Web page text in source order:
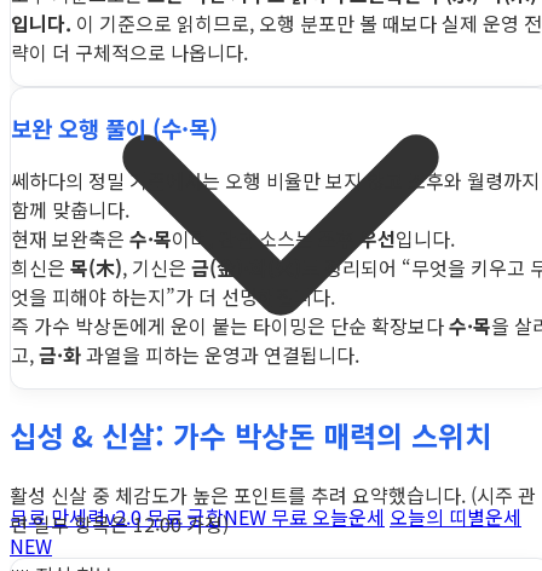
무료 만세력v2.0무료 궁합NEW 무료 오늘운세 오늘의 띠별운세
NEW
입니다. 이 기준으로 읽히므로, 오행 분포만 볼 때보다 실제 운영 전
략이 더 구체적으로 나옵니다.
보완 오행 풀이 (수·목)
쎄하다의 정밀 기준에서는 오행 비율만 보지 않고 조후와 월령까지
함께 맞춥니다.
현재 보완축은 수·목이며, 판단 소스는 조후 우선입니다.
희신은 목(木), 기신은 금(金)·화(火)
로 정리되어 “무엇을 키우고
엇을 피해야 하는지”가 더 선명해집니다.
즉 가수 박상돈에게 운이 붙는 타이밍은 단순 확장보다수·목을 살
고,금·화과열을 피하는 운영과 연결됩니다.
십성 & 신살: 가수 박상돈 매력의 스위치
활성 신살 중 체감도가 높은 포인트를 추려 요약했습니다. (시주 관
련 일부 항목은 12:00 가정)